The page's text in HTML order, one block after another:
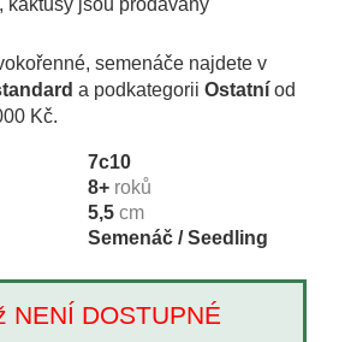
kaktusy jsou prodávány
semenáče najdete v
a podkategorii Ostatní od
Kč.
7c10
8+ roků
5,5 cm
Semenáč / Seedling
NENÍ DOSTUPNÉ